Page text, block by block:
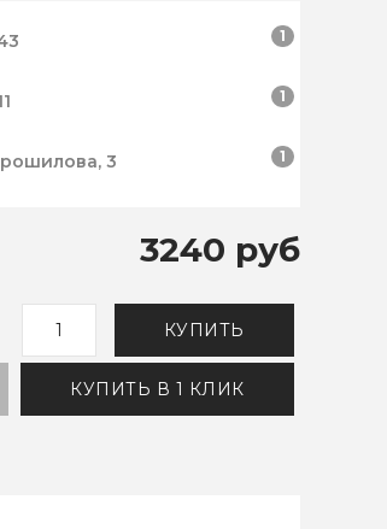
1
1
3 1
3240 руб
КУПИТЬ
КУПИТЬ В 1 КЛИК